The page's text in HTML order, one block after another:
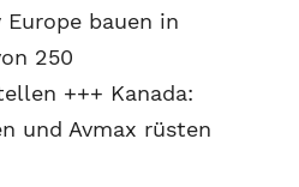
Europe bauen in
250
+++ Kanada:
und Avmax rüsten